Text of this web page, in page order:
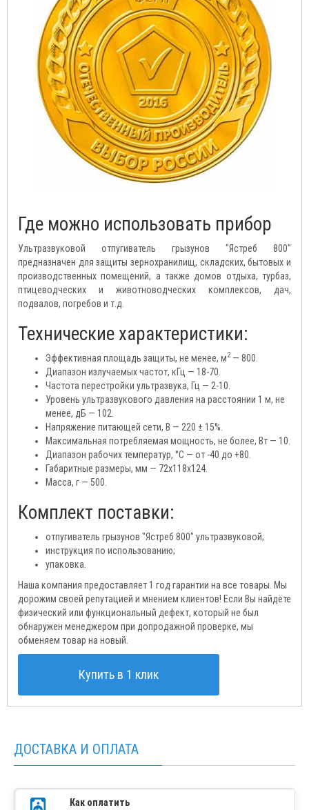
Где можно использовать прибор
Ультразвуковой отпугиватель грызунов "Ястреб 800"
предназначен для защиты зернохранилищ, складских, бытовых и
производственных помещений, а также домов отдыха, турбаз,
птицеводческих и животноводческих комплексов, дач,
подвалов, погребов и т.д.
Технические характеристики:
Эффективная площадь защиты, не менее, м2— 800.
Диапазон излучаемых частот, кГц — 18-70.
Частота перестройки ультразвука, Гц — 2-10.
Уровень ультразвукового давления на расстоянии 1 м, не
менее, дБ — 102.
Напряжение питающей сети, В — 220 ± 15%.
Максимальная потребляемая мощность, не более, Вт — 10.
Диапазон рабочих температур, °С — от -40 до +80.
Габаритные размеры, мм — 72х118х124.
Масса, г — 500.
Комплект поставки:
отпугиватель грызунов "Ястреб 800" ультразвуковой;
инструкция по использованию;
упаковка.
Наша компания предоставляет 1 год гарантии на все товары. Мы
дорожим своей репутацией и мнением клиентов! Если Вы найдёте
физический или функциональный дефект, который не был
обнаружен менеджером при допродажной проверке, мы
обменяем товар на новый.
Купить в 1 клик
ДОСТАВКА И ОПЛАТА
Как оплатить